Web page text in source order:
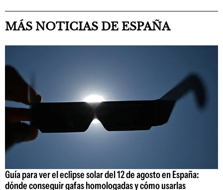
MÁS NOTICIAS DE ESPAÑA
Guía para ver el eclipse solar del 12 de agosto en España:
dónde conseguir gafas homologadas y cómo usarlas